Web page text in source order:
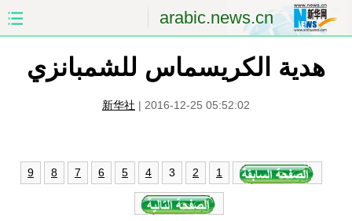
arabic.news.cn
الصفحة الأولى
الشرق الأوسط العالم
العلوم والصحة الثقافة والتعليم
هدية الكريسماس للشمبانزي
新华社 | 2016-12-25 05:52:02
1
2
3
4
5
6
7
8
9